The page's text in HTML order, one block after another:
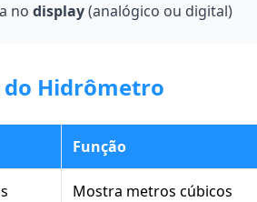
no display(analógico ou digital)
Hidrômetro
Função
Mostra metros cúbicos